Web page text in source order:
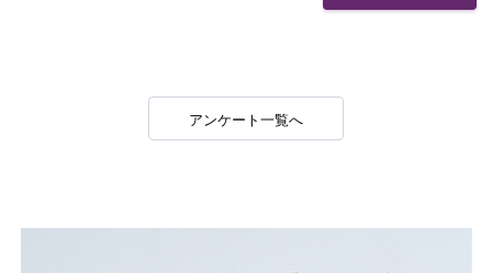
アンケート一覧へ